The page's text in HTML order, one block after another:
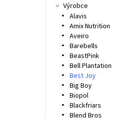
Výrobce
Alavis
Amix Nutrition
Aveiro
Barebells
BeastPink
Bell Plantation
Best Joy
Big Boy
Biopol
Blackfriars
Blend Bros